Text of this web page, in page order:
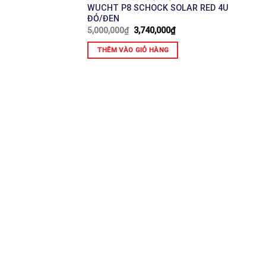
WUCHT P8 SCHOCK SOLAR RED 4U
ĐỎ/ĐEN
5,000,000₫ 3,740,000₫
THÊM VÀO GIỎ HÀNG